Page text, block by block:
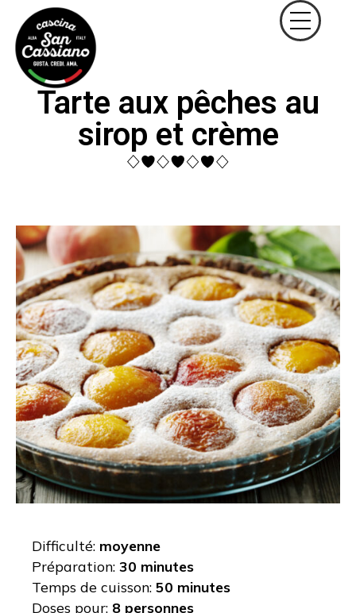
Tarte aux pêches au
sirop et crème
Difficulté: moyenne
Préparation: 30 minutes
Temps de cuisson: 50 minutes
Doses pour: 8 personnes